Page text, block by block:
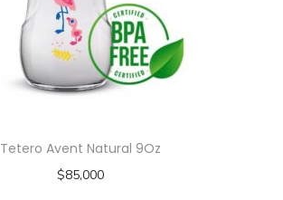
Tetero Avent Natural 9Oz
$85,000